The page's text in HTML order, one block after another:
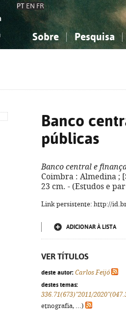
PT EN FR
Sobre Pesquisa
Banco
públicas
Banco central e
Coimbra : Almedina ;
23 cm. - (Estudos e
Link persistente: http://
ADICIONAR À LISTA
VER TÍTULOS
deste autor: Carlos Feijó
destes temas:
336.71(673)"2011/
etnografia, ...)